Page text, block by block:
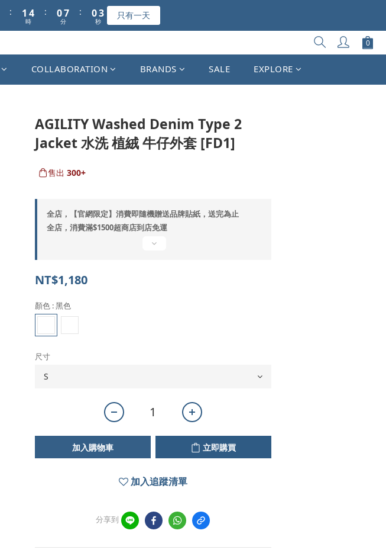
:
1
0
4
3
1
0
時
:
07
6
4
3
分
:
02
1
秒
只有一天
COLLABORATION BRANDS SALE EXPLORE
AGILITY Washed Denim Type 2
Jacket 水洗 植絨 牛仔外套 [FD1]
售出 300+
全店，【官網限定】消費即隨機贈送品牌貼紙，送完為止
全店，消費滿$1500超商店到店免運
NT$1,180
顏色 : 黑色
尺寸
加入購物車 立即購買
加入追蹤清單
分享到